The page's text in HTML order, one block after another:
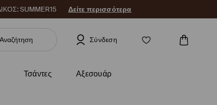
SUMMER15 Δείτε περισσότερα
Σύνδεση
Τσάντες Αξεσουάρ